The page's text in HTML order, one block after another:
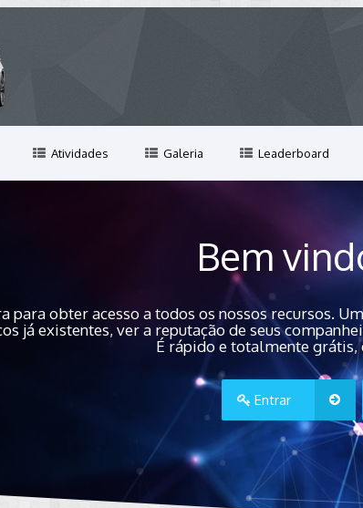
Atividades Galeria Leaderboard
Bem
para obter acesso a todos os nossos recursos.
já existentes, ver a reputação de seus
É rápido e totalmente grátis,
Entrar